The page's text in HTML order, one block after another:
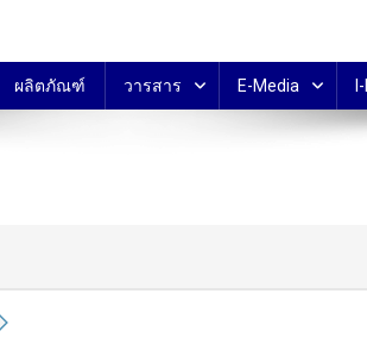
ผลิตภัณฑ์ วารสาร E-Media